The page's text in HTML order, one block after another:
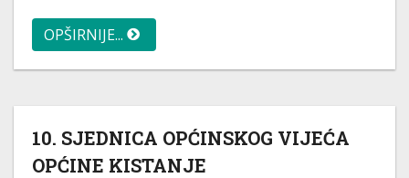
OPŠIRNIJE...
10. SJEDNICA OPĆINSKOG VIJEĆA
OPĆINE KISTANJE